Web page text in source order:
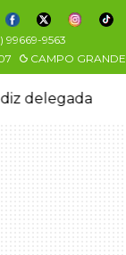
99669-9563
CAMPO GRANDE
delegada